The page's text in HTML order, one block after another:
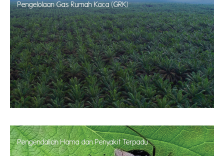
Pengelolaan Gas Rumah Kaca (GRK)
Pengendalian Hama dan Penyakit Terpadu